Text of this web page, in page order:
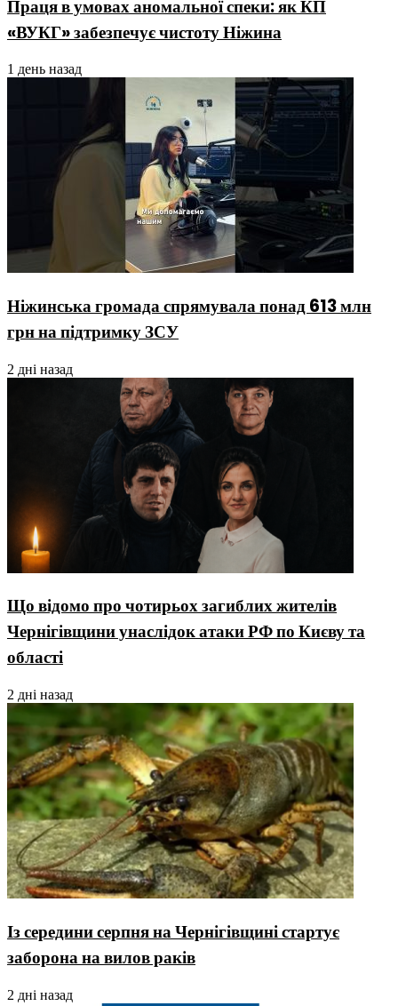
Праця в умовах аномальної спеки: як КП
«ВУКГ» забезпечує чистоту Ніжина
1 день назад
Ніжинська громада спрямувала понад 613 млн
грн на підтримку ЗСУ
2 дні назад
Що відомо про чотирьох загиблих жителів
Чернігівщини унаслідок атаки РФ по Києву та
області
2 дні назад
Із середини серпня на Чернігівщині стартує
заборона на вилов раків
2 дні назад